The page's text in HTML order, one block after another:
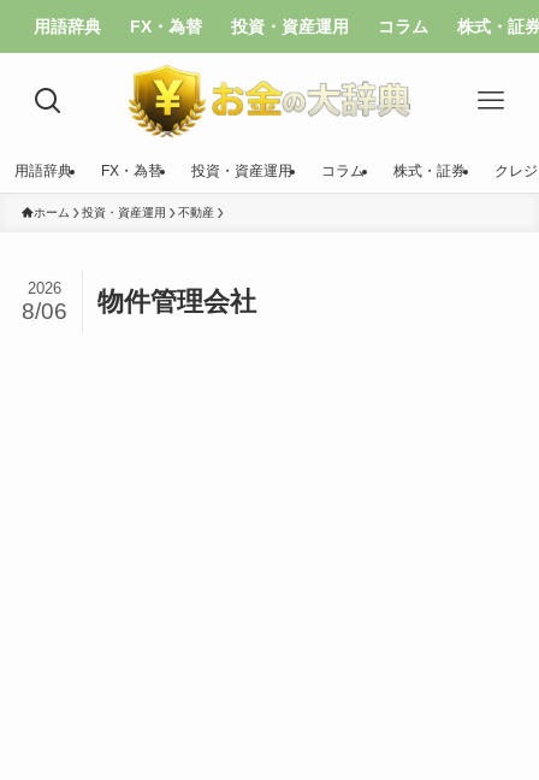
用語辞典 FX・為替 投資・資産運用 コラム 株式・証
用語辞典 FX・為替 投資・資産運用 コラム 株式・証券 クレ
ホーム 投資・資産運用 不動産
物件管理会社
2026
8/06